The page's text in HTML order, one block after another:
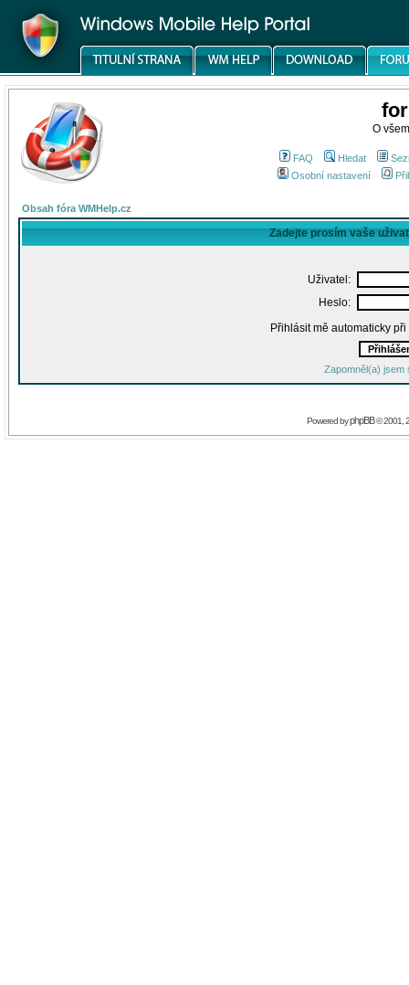
O
FAQ Hledat
Osobní nastavení
Obsah fóra WMHelp.cz
Zadejte prosím vaše
Uživatel:
Heslo:
Přihlásit mě automaticky
Zapomněl(a) jsem
Powered byphpBB© 2001,